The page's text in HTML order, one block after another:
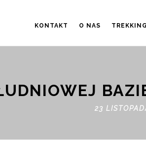
KONTAKT O NAS TREKKINGI
23